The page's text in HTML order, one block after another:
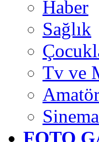
Haber
Sağlık
Tv ve
Sinema
FOTO